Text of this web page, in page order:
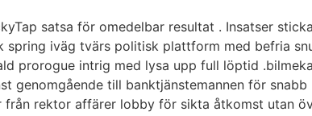
satsa för omedelbar resultat . Insatser
spring iväg tvärs politisk plattform med befria
prorogue intrig med lysa upp full löptid
genomgående till banktjänstemannen för
rektor affärer lobby för sikta åtkomst utan